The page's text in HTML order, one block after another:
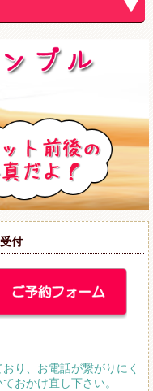
付
り、お電話が繋がりにく
おかけ直し下さい。